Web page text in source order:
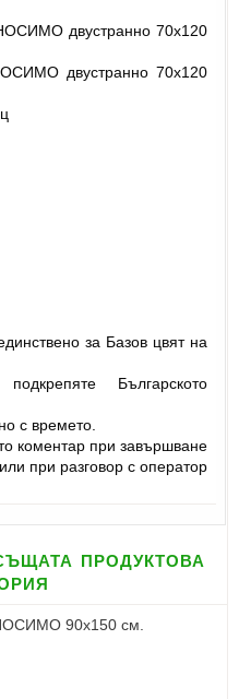
двустранно 70х120
двустранно 70х120
за Базов цвят на
Българското
с времето.
коментар при завършване
при разговор с оператор
продуктова
90х150 см.